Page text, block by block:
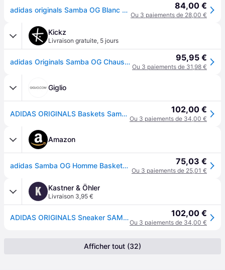
adidas originals Samba OG Blanc Nuage Noir Core Sneakers B75806 40⅔ 84,00 €
Ou 3 paiements de 28,00 €
Kickz
Livraison gratuite, 5 jours
adidas Originals Samba OG Chaussure de sport Blanc - White - Unisex 95,95 €
Ou 3 paiements de 31,98 €
Giglio
ADIDAS ORIGINALS Baskets Samba OG en cuir 102,00 €
Ou 3 paiements de 34,00 €
Amazon
adidas Samba OG Homme Baskets, Blanc Ftwbla Negbás Gracla 000, 38 2/3 EU 75,03 €
Ou 3 paiements de 25,01 €
K Kastner & Öhler
Livraison 3,95 €
ADIDAS ORIGINALS Sneaker SAMBA OG blanc | 36 102,00 €
Ou 3 paiements de 34,00 €
Afficher tout (32)